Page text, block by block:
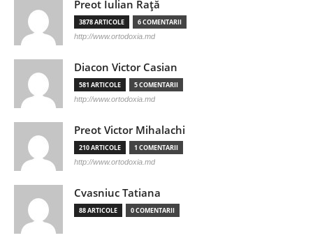
Preot Iulian Raţă
3878 ARTICOLE 6 COMENTARII
http://www.ortodoxia.md
Diacon Victor Casian
581 ARTICOLE 5 COMENTARII
http://www.ortodoxia.md
Preot Victor Mihalachi
210 ARTICOLE 1 COMENTARII
http://www.ortodoxia.md
Cvasniuc Tatiana
88 ARTICOLE 0 COMENTARII